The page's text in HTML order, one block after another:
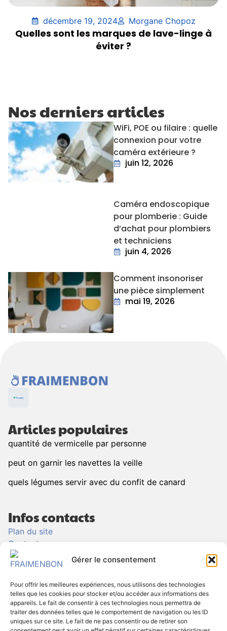
Gérer le consentement
Pour offrir les meilleures expériences, nous utilisons des technologies
telles que les cookies pour stocker et/ou accéder aux informations des
appareils. Le fait de consentir à ces technologies nous permettra de
traiter des données telles que le comportement de navigation ou les ID
uniques sur ce site. Le fait de ne pas consentir ou de retirer son
décembre 19, 2024 Morgane Chopoz
Quelles sont les marques de lave-linge à
éviter ?
Nos derniers articles
WiFi, POE ou filaire : quelle
connexion pour votre
caméra extérieure ?
juin 12, 2026
Caméra endoscopique
pour plomberie : Guide
d’achat pour plombiers
et techniciens
juin 4, 2026
Comment insonoriser
une pièce simplement
mai 19, 2026
Articles populaires
quantité de vermicelle par personne
peut on garnir les navettes la veille
quels légumes servir avec du confit de canard
Infos contacts
Plan du site
Contact
Politique de Cookies
Politique de confidentialité
Mentions légales
Informations